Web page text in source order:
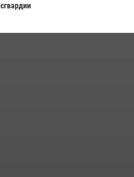
на крупную сумму с охраняемого